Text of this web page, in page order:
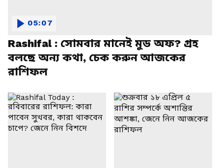
Rashifal : সোমবার মানেই মুড অফ? গ্রহ
বলছে অন্য কথা, চেক করুন আজকের
রাশিফল
05:07